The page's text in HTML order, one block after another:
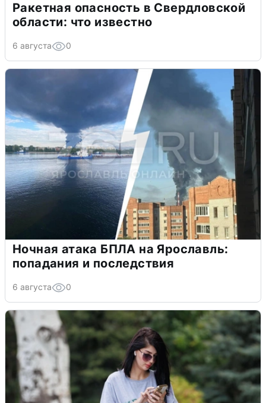
Ракетная опасность в Свердловской
области: что известно
6 августа 0
Ночная атака БПЛА на Ярославль:
попадания и последствия
6 августа 0